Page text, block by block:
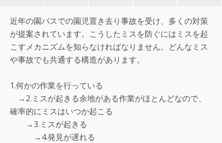
近年の園バスでの園児置き去り事故を受け、多くの対策
が提案されています。こうしたミスを防ぐにはミスを起
こすメカニズムを知らなければなりません。どんなミス
や事故でも共通する構造があります。
1.何かの作業を行っている
→2.ミスが起きる余地がある作業がほとんどなので、
確率的にミスはいつか起こる
→3.ミスが起きる
→4.発見が遅れる